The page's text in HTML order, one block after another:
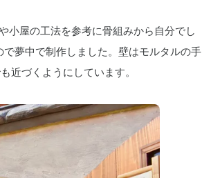
小屋の工法を参考に骨組みから自分でし
夢中で制作しました。壁はモルタルの手
近づくようにしています。